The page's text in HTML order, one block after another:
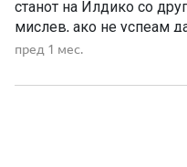
станот на Илдико со
мислев, ако не успеам
зашто имам убава
професор по физичка
пред 1 мес.